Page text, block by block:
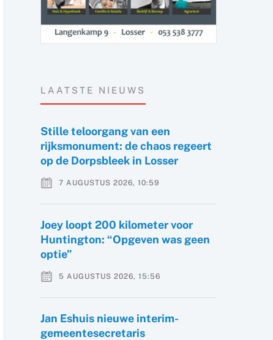
LAATSTE NIEUWS
Stille teloorgang van een
rijksmonument: de chaos regeert
op de Dorpsbleek in Losser
7 AUGUSTUS 2026, 10:59
Joey loopt 200 kilometer voor
Huntington: “Opgeven was geen
optie”
5 AUGUSTUS 2026, 15:56
Jan Eshuis nieuwe interim-
gemeentesecretaris